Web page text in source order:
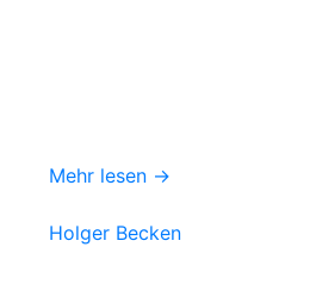
Mehr lesen →
Holger Becken